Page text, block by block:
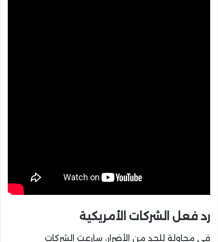
رد فعل الشركات الأمريكية
في محاولة للحد من الأضرار، سارعت الشركات